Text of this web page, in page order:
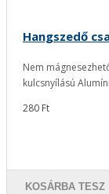
Hangszedő
Nem
kulcsnyílású
280 Ft
KOSÁRBA TESZ